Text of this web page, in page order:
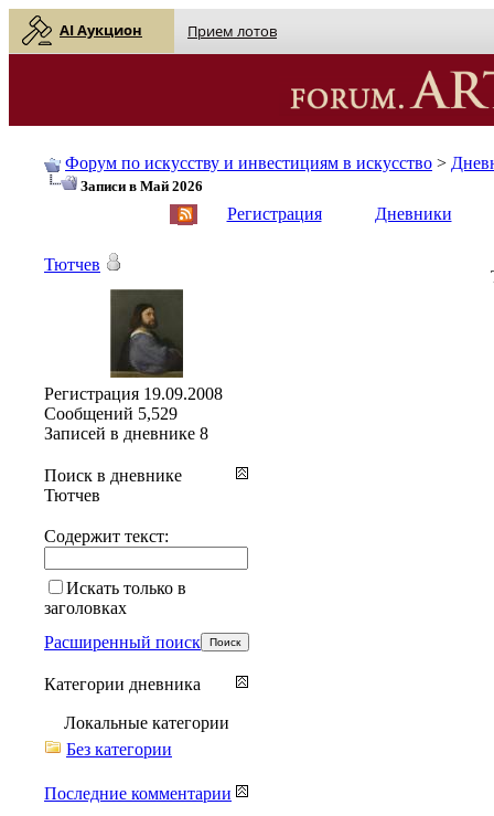
AI Аукцион Прием лотов
Форум по искусству и инвестициям в искусство >
Записи в Май 2026
Регистрация Дневники
Тютчев
Регистрация 19.09.2008
Сообщений 5,529
Записей в дневнике 8
Поиск в дневнике
Тютчев
Содержит текст:
Искать только в
заголовках
Расширенный поиск
Категории дневника
Локальные категории
Без категории
Последние комментарии